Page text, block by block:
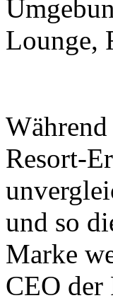
Lounge,
Resort-
und so
Marke
CEO der